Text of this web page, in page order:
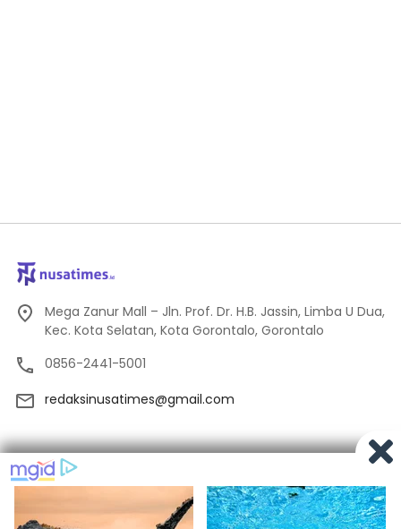
Mega Zanur Mall – Jln. Prof. Dr. H.B. Jassin, Limba U Dua,
Kec. Kota Selatan, Kota Gorontalo, Gorontalo
0856-2441-5001
redaksinusatimes@gmail.com